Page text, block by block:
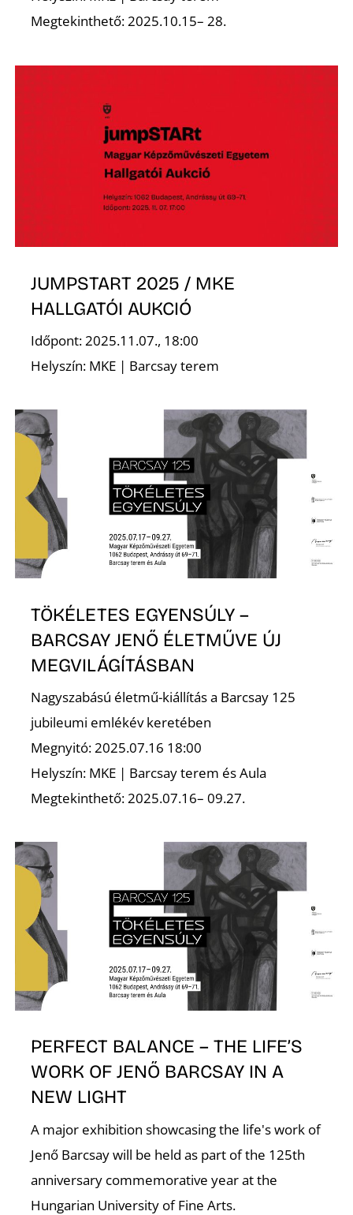
Megtekinthető: 2025.10.15– 28.
JUMPSTART 2025 / MKE
HALLGATÓI AUKCIÓ
Időpont: 2025.11.07., 18:00
Helyszín: MKE | Barcsay terem
TÖKÉLETES EGYENSÚLY –
BARCSAY JENŐ ÉLETMŰVE ÚJ
MEGVILÁGÍTÁSBAN
Nagyszabású életmű-kiállítás a Barcsay 125
jubileumi emlékév keretében
Megnyitó: 2025.07.16 18:00
Helyszín: MKE | Barcsay terem és Aula
Megtekinthető: 2025.07.16– 09.27.
PERFECT BALANCE – THE LIFE’S
WORK OF JENŐ BARCSAY IN A
NEW LIGHT
A major exhibition showcasing the life's work of
Jenő Barcsay will be held as part of the 125th
anniversary commemorative year at the
Hungarian University of Fine Arts.